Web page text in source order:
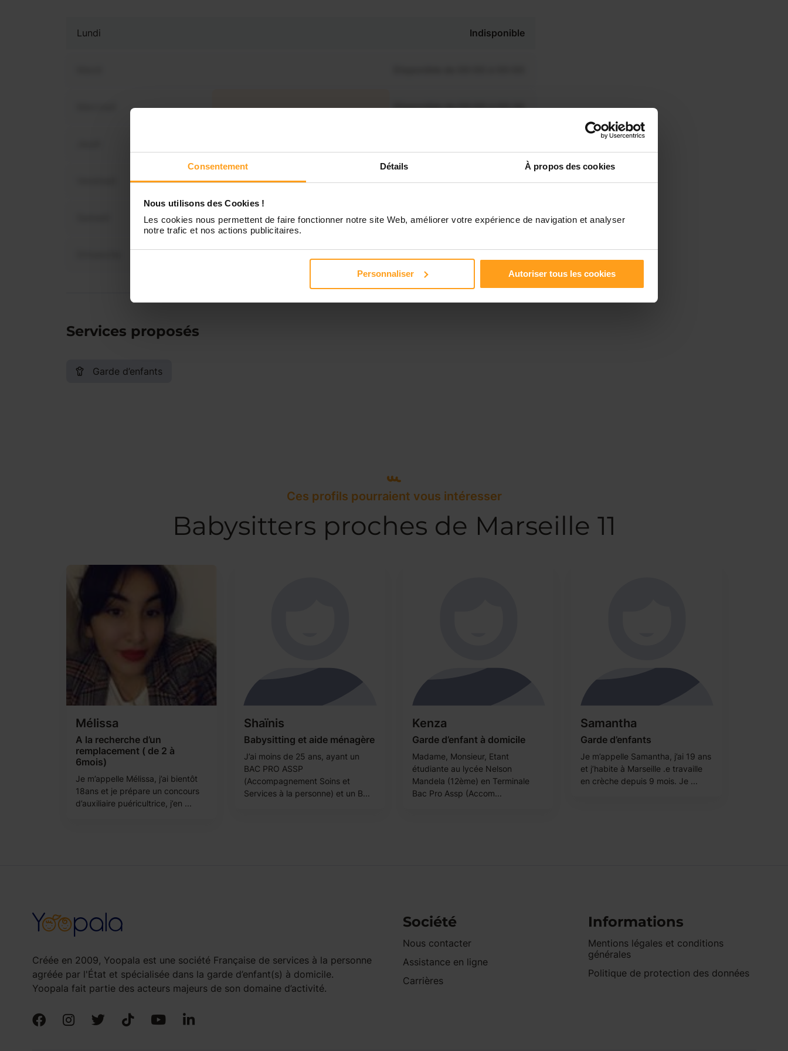
Consentement Détails À propos des cookies
Nous utilisons des Cookies !
Les cookies nous permettent de faire fonctionner notre site Web, améliorer votre expérience de navigation et analyser
notre trafic et nos actions publicitaires.
Personnaliser Autoriser tous les cookies
Lundi Indisponible
Disponible de 00:00 à 00:30
Disponible de 00:00 à 00:00
Disponible de 00:00 à 00:00
Services proposés
Garde d’enfants
Ces profils pourraient vous intéresser
Babysitters proches de Marseille 11
Mélissa
A la recherche d’un
remplacement ( de 2 à
6mois)
Je m’appelle Mélissa, j’ai bientôt
18ans et je prépare un concours
d’auxiliaire puéricultrice, j’en ...
Shaïnis
Babysitting et aide ménagère
J’ai moins de 25 ans, ayant un
BAC PRO ASSP
(Accompagnement Soins et
Services à la personne) et un B...
Kenza
Garde d’enfant à domicile
Madame, Monsieur, Etant
étudiante au lycée Nelson
Mandela (12ème) en Terminale
Bac Pro Assp (Accom...
Samantha
Garde d’enfants
Je m’appelle Samantha, j’ai 19 ans
et j’habite à Marseille .e travaille
en crèche depuis 9 mois. Je ...
Créée en 2009, Yoopala est une société Française de services à la personne
agréée par l'État et spécialisée dans la garde d’enfant(s) à domicile.
Yoopala fait partie des acteurs majeurs de son domaine d’activité.
Société
Nous contacter
Assistance en ligne
Carrières
Informations
Mentions légales et conditions
générales
Politique de protection des données